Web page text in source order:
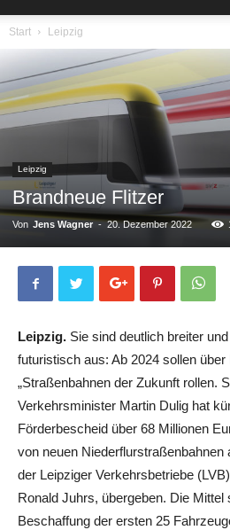
Start Leipzig
Leipzig
Brandneue Flitzer
Von Jens Wagner - 20. Dezember 2022
Leipzig. Sie sind deutlich breiter
futuristisch aus: Ab 2024 sollen
„Straßenbahnen der Zukunft rollen.
Verkehrsminister Martin Dulig hat
Förderbescheid über 68 Millionen
von neuen Niederflurstraßenbahnen
der Leipziger Verkehrsbetriebe
Ronald Juhrs, übergeben. Die Mittel
Beschaffung der ersten 25